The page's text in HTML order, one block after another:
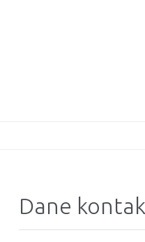
Dane